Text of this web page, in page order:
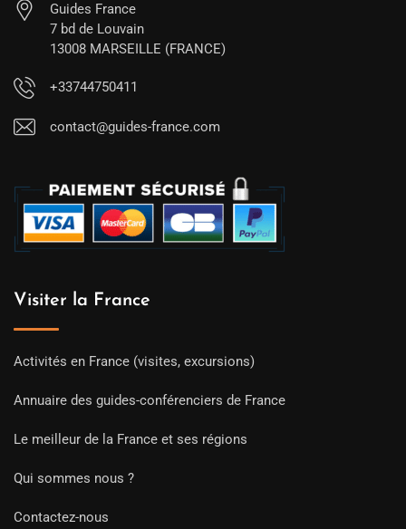
Guides France
7 bd de Louvain
13008 MARSEILLE (FRANCE)
+33744750411
contact@guides-france.com
Visiter la France
Activités en France (visites, excursions)
Annuaire des guides-conférenciers de France
Le meilleur de la France et ses régions
Qui sommes nous ?
Contactez-nous